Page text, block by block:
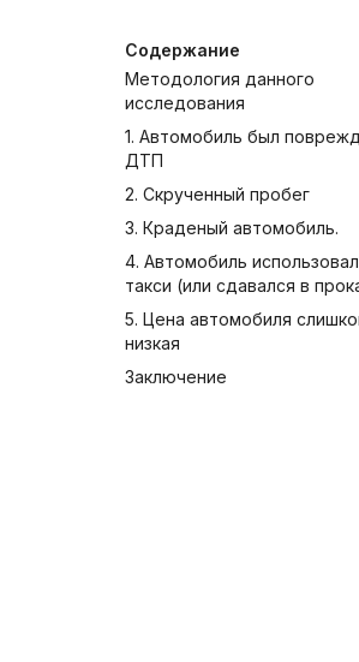
Содержание
Методология данного
исследования
1. Автомобиль был
ДТП
2. Скрученный пробег
3. Краденый автомобиль.
4. Автомобиль
такси (или сдавался в
5. Цена автомобиля
низкая
Заключение